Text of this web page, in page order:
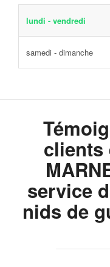
lundi - vendredi
samedi - dimanche
clients
service
nids de